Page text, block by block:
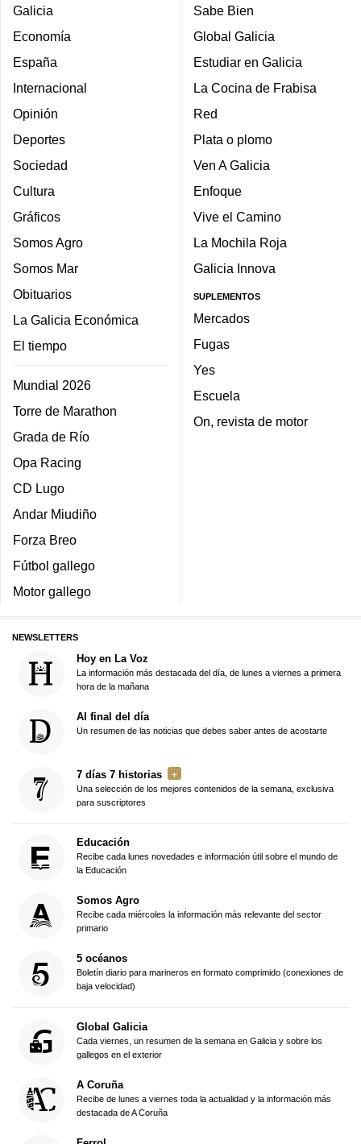
Galicia
Economía
España
Internacional
Opinión
Deportes
Sociedad
Cultura
Gráficos
Somos Agro
Somos Mar
Obituarios
La Galicia Económica
El tiempo
Mundial 2026
Torre de Marathon
Grada de Río
Opa Racing
CD Lugo
Andar Miudiño
Forza Breo
Fútbol gallego
Motor gallego
Sabe Bien
Global Galicia
Estudiar en Galicia
La Cocina de Frabisa
Red
Plata o plomo
Ven A Galicia
Enfoque
Vive el Camino
La Mochila Roja
Galicia Innova
SUPLEMENTOS
Mercados
Fugas
Yes
Escuela
On, revista de motor
NEWSLETTERS
Hoy en La Voz
La información más destacada del día, de lunes a viernes a primera
hora de la mañana
Al final del día
Un resumen de las noticias que debes saber antes de acostarte
7 días 7 historias
Una selección de los mejores contenidos de la semana, exclusiva
para suscriptores
Educación
Recibe cada lunes novedades e información útil sobre el mundo de
la Educación
Somos Agro
Recibe cada miércoles la información más relevante del sector
primario
5 océanos
Boletín diario para marineros en formato comprimido (conexiones de
baja velocidad)
Global Galicia
Cada viernes, un resumen de la semana en Galicia y sobre los
gallegos en el exterior
A Coruña
Recibe de lunes a viernes toda la actualidad y la información más
destacada de A Coruña